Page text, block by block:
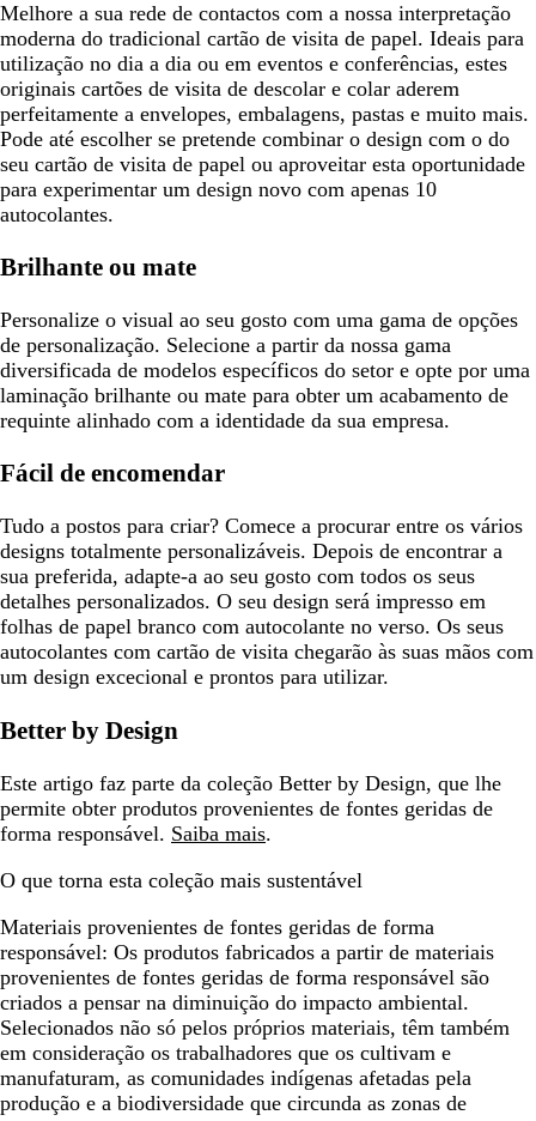
Melhore a sua rede de contactos com a nossa interpretação
moderna do tradicional cartão de visita de papel. Ideais para
utilização no dia a dia ou em eventos e conferências, estes
originais cartões de visita de descolar e colar aderem
perfeitamente a envelopes, embalagens, pastas e muito mais.
Pode até escolher se pretende combinar o design com o do
seu cartão de visita de papel ou aproveitar esta oportunidade
para experimentar um design novo com apenas 10
autocolantes.
Brilhante ou mate
Personalize o visual ao seu gosto com uma gama de opções
de personalização. Selecione a partir da nossa gama
diversificada de modelos específicos do setor e opte por uma
laminação brilhante ou mate para obter um acabamento de
requinte alinhado com a identidade da sua empresa.
Fácil de encomendar
Tudo a postos para criar? Comece a procurar entre os vários
designs totalmente personalizáveis. Depois de encontrar a
sua preferida, adapte-a ao seu gosto com todos os seus
detalhes personalizados. O seu design será impresso em
folhas de papel branco com autocolante no verso. Os seus
autocolantes com cartão de visita chegarão às suas mãos com
um design excecional e prontos para utilizar.
Better by Design
Este artigo faz parte da coleção Better by Design, que lhe
permite obter produtos provenientes de fontes geridas de
forma responsável. Saiba mais.
O que torna esta coleção mais sustentável
Materiais provenientes de fontes geridas de forma
responsável: Os produtos fabricados a partir de materiais
provenientes de fontes geridas de forma responsável são
criados a pensar na diminuição do impacto ambiental.
Selecionados não só pelos próprios materiais, têm também
em consideração os trabalhadores que os cultivam e
manufaturam, as comunidades indígenas afetadas pela
produção e a biodiversidade que circunda as zonas de